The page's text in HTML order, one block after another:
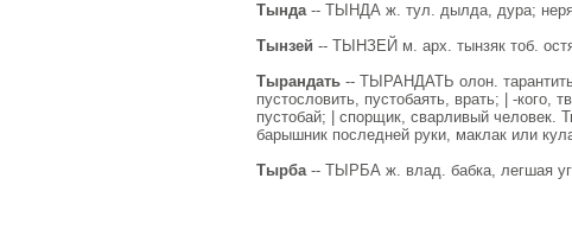
Тында-- ТЫНДА ж. тул. дылда, дура;
Тынзей -- ТЫНЗЕЙ м. арх. тынзяк тоб.
Тырандать-- ТЫРАНДАТЬ олон.
пустословить, пустобаять, врать; | -кого,
пустобай; | спорщик, сварливый человек.
барышник последней руки, маклак или
Тырба-- ТЫРБА ж. влад. бабка, легшая